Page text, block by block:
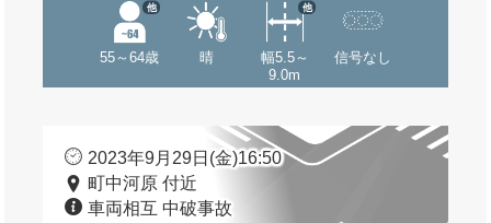
55～64歳
他
晴
幅5.5～
9.0m
他
信号なし
2023年9月29日(金)16:50
町中河原 付近
車両相互 中破事故